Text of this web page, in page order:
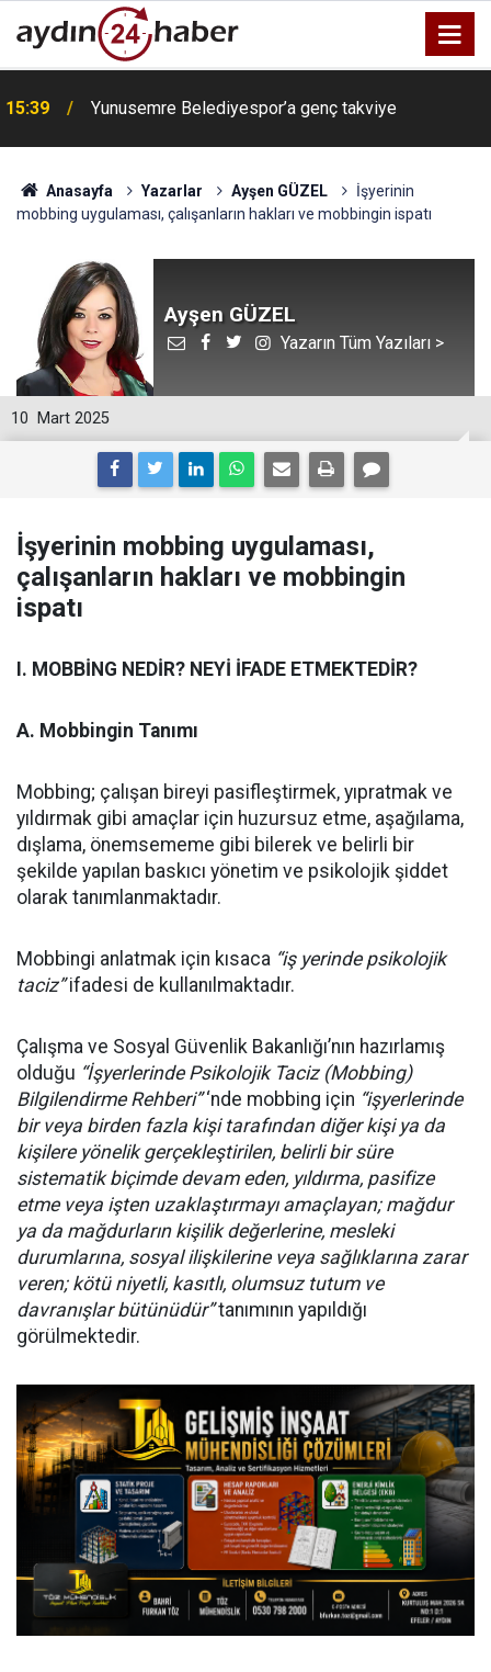
15:39 Yunusemre Belediyespor’a genç takviye
Anasayfa Yazarlar Ayşen GÜZEL
İşyerinin
mobbing uygulaması, çalışanların hakları ve mobbingin ispatı
Ayşen GÜZEL
Yazarın Tüm Yazıları >
10 Mart 2025
İşyerinin mobbing uygulaması,
çalışanların hakları ve mobbingin
ispatı
I. MOBBİNG NEDİR? NEYİ İFADE ETMEKTEDİR?
A. Mobbingin Tanımı
Mobbing; çalışan bireyi pasifleştirmek, yıpratmak ve
yıldırmak gibi amaçlar için huzursuz etme, aşağılama,
dışlama, önemsememe gibi bilerek ve belirli bir
şekilde yapılan baskıcı yönetim ve psikolojik şiddet
olarak tanımlanmaktadır.
Mobbingi anlatmak için kısaca “iş yerinde psikolojik
taciz”ifadesi de kullanılmaktadır.
Çalışma ve Sosyal Güvenlik Bakanlığı’nın hazırlamış
olduğu “İşyerlerinde Psikolojik Taciz (Mobbing)
Bilgilendirme Rehberi”‘nde mobbing için “işyerlerinde
bir veya birden fazla kişi tarafından diğer kişi ya da
kişilere yönelik gerçekleştirilen, belirli bir süre
sistematik biçimde devam eden, yıldırma, pasifize
etme veya işten uzaklaştırmayı amaçlayan; mağdur
ya da mağdurların kişilik değerlerine, mesleki
durumlarına, sosyal ilişkilerine veya sağlıklarına zarar
veren; kötü niyetli, kasıtlı, olumsuz tutum ve
davranışlar bütünüdür”tanımının yapıldığı
görülmektedir.